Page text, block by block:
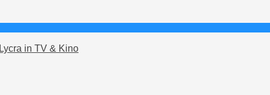
Lycra in TV & Kino